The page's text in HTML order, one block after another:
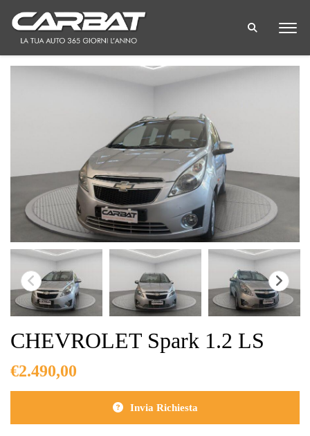
CHEVROLET Spark 1.2 LS
€2.490,00
Invia Richiesta